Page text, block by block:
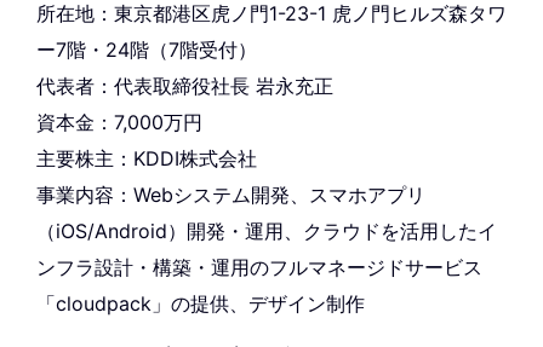
所在地：東京都港区虎ノ門1-23-1 虎ノ門ヒルズ森タワ
ー7階・24階（7階受付）
代表者：代表取締役社長 岩永充正
資本金：7,000万円
主要株主：KDDI株式会社
事業内容：Webシステム開発、スマホアプリ
（iOS/Android）開発・運用、クラウドを活用したイ
ンフラ設計・構築・運用のフルマネージドサービス
「cloudpack」の提供、デザイン制作